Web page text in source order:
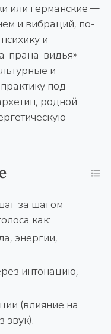
или германские —
и вибраций, по-
и
прана-видья»
и
под
родной
за шагом
как:
энергии,
интонацию,
(влияние на
звук).